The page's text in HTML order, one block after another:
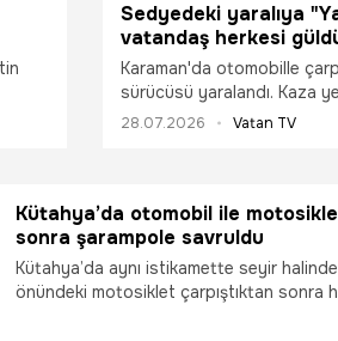
yat"
Sedyedeki yaralıya
vatandaş herkesi
Karaman'da otomobille
sürücüsü yaralandı. Kaza
vatandaşın sedyeye alınan
28.07.2026 Vatan TV
Kütahya’da otomobil ile
sonra şarampole savruldu
Kütahya’da aynı istikamette seyir
önündeki motosiklet çarpıştıktan sonra